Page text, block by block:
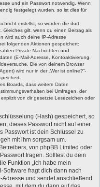
und ein Passwort notwendig. Wenn
festgelegt wurden, so ist dies für
erstellst, so werden die dort
Gleiches gilt, wenn du einen Beitrag als
wird auch deine IP-Adresse
folgenden Aktionen gespeichert:
Private Nachrichten und
(E-Mail-Adresse, Kontoaktivierung,
Die von deinem Browser
wird nur in der „Wer ist online?“-
Boards, dass weitere Daten
bei Umfragen, der
von dir gesetzte Lesezeichen oder
(Hash) gespeichert, so
dieses Passwort nicht auf einer
Passwort ist dein Schlüssel zu
mit ihm sorgsam um.
von phpBB Limited oder
fragen. Solltest du dein
Funktion „Ich habe mein
Software fragt dich dann nach
und sendet anschließend